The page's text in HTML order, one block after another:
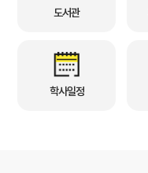
도서관
학사일정